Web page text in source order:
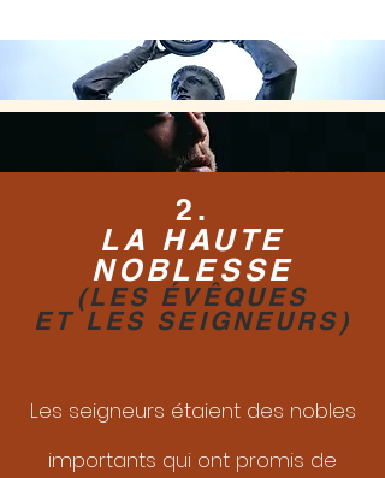
2.
LA HAUTE
NOBLESSE
(LES ÉVÊQUES
ET LES SEIGNEURS)
Les seigneurs étaient des nobles
importants qui ont promis de